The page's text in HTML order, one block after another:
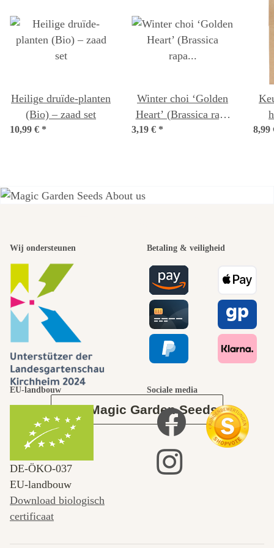
Heilige druïde-planten
(Bio) – zaad set
10,99 € *
Winter choi ‘Golden
Heart’ (Brassica rapa
var. chinensis)
3,19 € * 8,99
mooiste paden
naar onszelf
leidt door de
tuin.
Over Magic Garden Seeds
Wij ondersteunen Betaling & veiligheid
EU-landbouw
DE‑ÖKO‑037
EU-landbouw
Download biologisch
certificaat
Sociale media